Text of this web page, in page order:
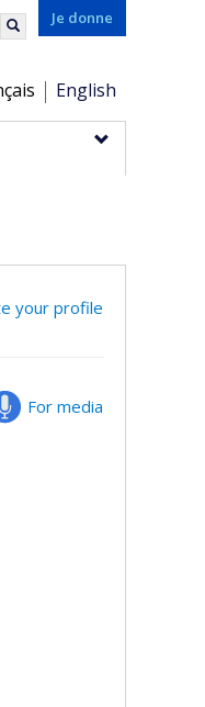
Je donne
English
your profile
For media